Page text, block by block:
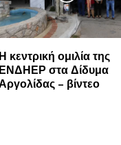
Η κεντρική ομιλία της
ΕΝΔΗΕΡ στα Δίδυμα
– βίντεο